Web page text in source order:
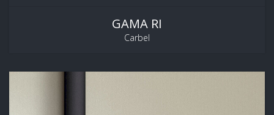
GAMA RI
Carbel